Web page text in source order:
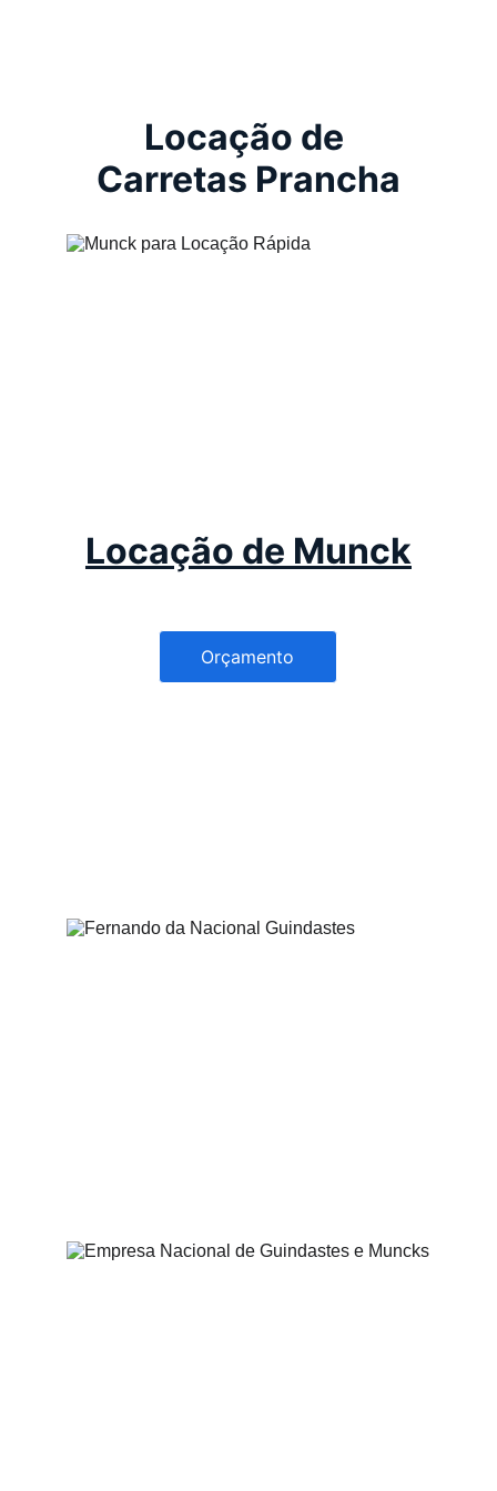
Locação de
Carretas Prancha
Locação de Munck
Orçamento